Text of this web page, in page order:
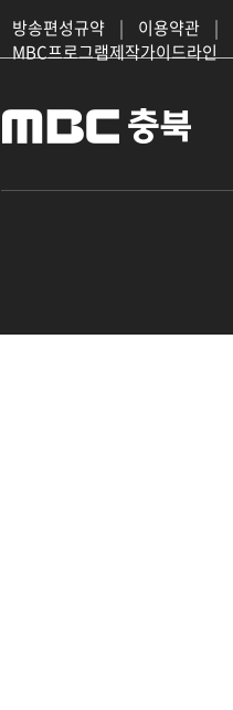
방송편성규약 | 이용약관 |
MBC프로그램제작가이드라인